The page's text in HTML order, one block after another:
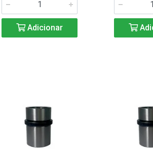
Adicionar